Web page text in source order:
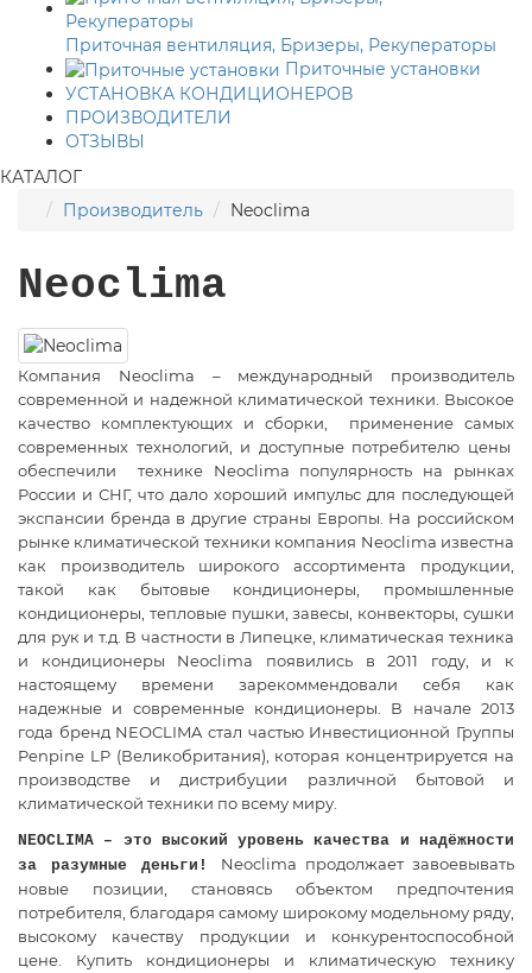
Приточная вентиляция, Бризеры, Рекуператоры
Приточные установки
УСТАНОВКА КОНДИЦИОНЕРОВ
ПРОИЗВОДИТЕЛИ
ОТЗЫВЫ
КАТАЛОГ
Производитель
Neoclima
Neoclima
Компания Neoclima – международный производитель
современной и надежной климатической техники. Высокое
качество комплектующих и сборки, применение самых
современных технологий, и доступные потребителю цены
обеспечили технике Neoclima популярность на рынках
России и СНГ, что дало хороший импульс для последующей
экспансии бренда в другие страны Европы. На российском
рынке климатической техники компания Neoclima известна
как производитель широкого ассортимента продукции,
такой как бытовые кондиционеры, промышленные
кондиционеры, тепловые пушки, завесы, конвекторы, сушки
для рук и т.д. В частности в Липецке, климатическая техника
и кондиционеры Neoclima появились в 2011 году, и к
настоящему времени зарекоммендовали себя как
надежные и современные кондиционеры. В начале 2013
года бренд NEOCLIMA стал частью Инвестиционной Группы
Penpine LP (Великобритания), которая концентрируется на
производстве и дистрибуции различной бытовой и
климатической техники по всему миру.
NEOCLIMA – это высокий уровень качества и надёжности
за разумные деньги! Neoclima продолжает завоевывать
новые позиции, становясь объектом предпочтения
потребителя, благодаря самому широкому модельному ряду,
высокому качеству продукции и конкурентоспособной
цене. Купить кондиционеры и климатическую технику